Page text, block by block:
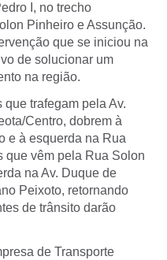
I, no trecho
Pinheiro e Assunção.
que se iniciou na
de solucionar um
na região.
trafegam pela Av.
Centro, dobrem à
e à esquerda na Rua
que vêm pela Rua Solon
na Av. Duque de
Peixoto, retornando
de trânsito darão
de Transporte